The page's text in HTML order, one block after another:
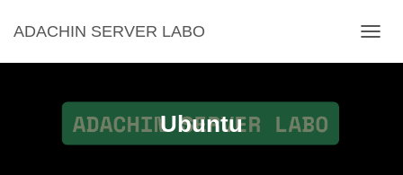
ADACHIN SERVER LABO
ビ
Ubuntu